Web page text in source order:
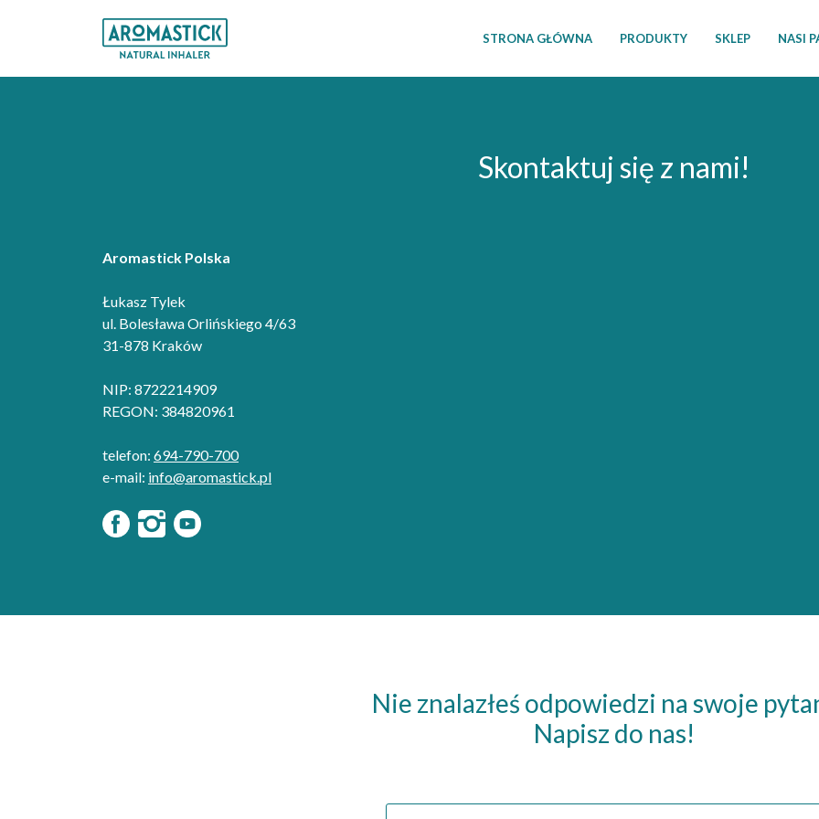
STRONA GŁÓWNA PRODUKTY SKLEP NASI
Skontaktuj się z nami!
Aromastick Polska
Łukasz Tylek
ul. Bolesława Orlińskiego 4/63
31-878 Kraków
NIP: 8722214909
REGON: 384820961
telefon: 694-790-700
e-mail: info@aromastick.pl
Nie znalazłeś odpowiedzi na swoje
Napisz do nas!